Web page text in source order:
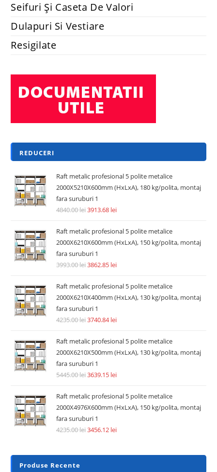
Seifuri Și Caseta De Valori
Dulapuri Si Vestiare
Resigilate
REDUCERI
Raft metalic profesional 5 polite metalice
2000X5210X600mm (HxLxA), 180 kg/polita, montaj
fara suruburi 1
4840.00lei3913.68 lei
Raft metalic profesional 5 polite metalice
2000X6210X600mm (HxLxA), 150 kg/polita, montaj
fara suruburi 1
3993.00lei3862.85 lei
Raft metalic profesional 5 polite metalice
2000X6210X400mm (HxLxA), 130 kg/polita, montaj
fara suruburi 1
4235.00lei3740.84lei
Raft metalic profesional 5 polite metalice
2000X6210X500mm (HxLxA), 130 kg/polita, montaj
fara suruburi 1
5445.00lei3639.15 lei
Raft metalic profesional 5 polite metalice
2000X4976X600mm (HxLxA), 150 kg/polita, montaj
fara suruburi 1
4235.00lei3456.12 lei
Produse Recente